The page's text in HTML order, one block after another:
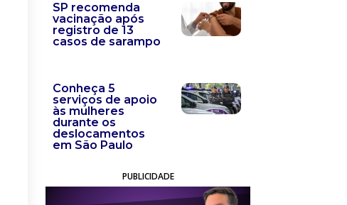
SP recomenda
vacinação após
registro de 13
casos de sarampo
Conheça 5
serviços de apoio
às mulheres
durante os
deslocamentos
em São Paulo
PUBLICIDADE